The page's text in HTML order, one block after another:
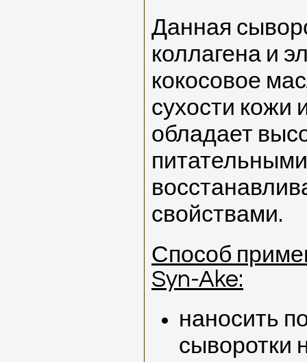
Данная
коллагена и
кокосовое
сухости кожи
обладает
питательными
свойствами.
Способ
Syn-Ake:
наносить
сыворотки